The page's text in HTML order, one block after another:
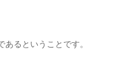
るということです。